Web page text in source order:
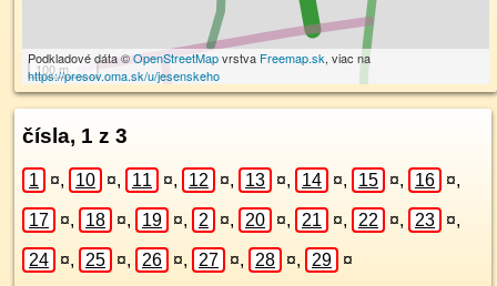
100 m
Podkladové dáta ©OpenStreetMapvrstva Freemap.sk, viac na
https://presov.oma.sk/u/jesenskeho
čísla, 1 z 3
1 ¤, 10 ¤, 11 ¤, 12 ¤, 13 ¤, 14 ¤, 15 ¤, 16 ¤,
17 ¤, 18 ¤, 19 ¤, 2 ¤, 20 ¤, 21 ¤, 22 ¤, 23 ¤,
24 ¤, 25 ¤, 26 ¤, 27 ¤, 28 ¤, 29 ¤